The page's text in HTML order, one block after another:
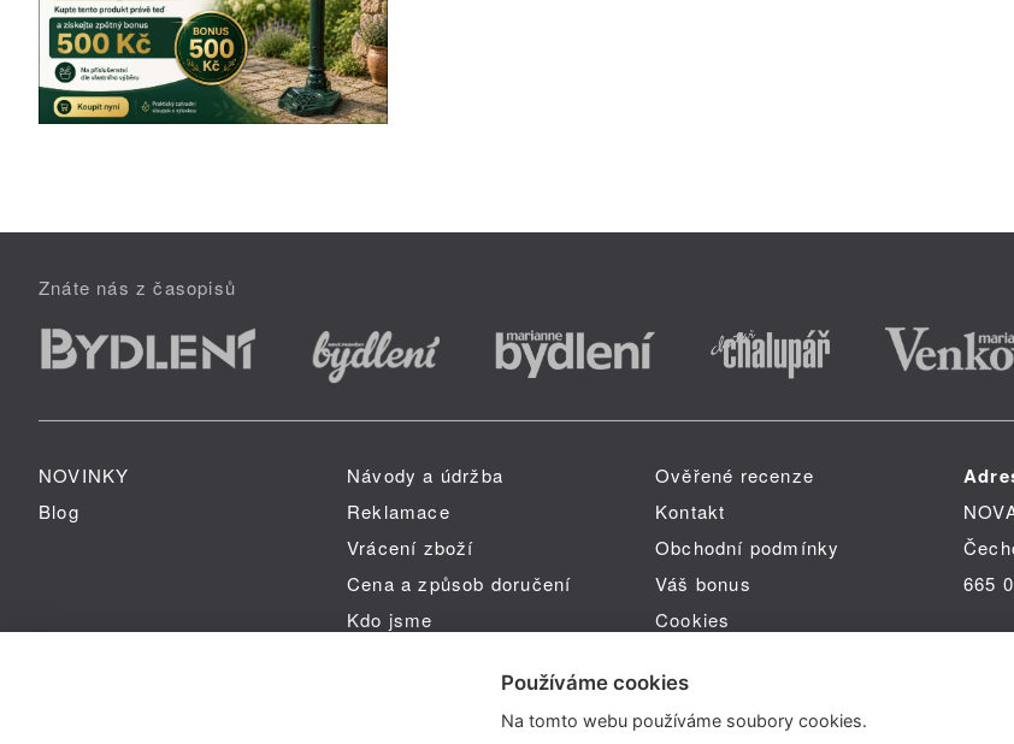
Znáte nás z časopisů
NOVINKY
Blog
Návody a údržba
Reklamace
Vrácení zboží
Cena a způsob doručení
Kdo jsme
Ověřené recenze
Kontakt
Obchodní podmínky
Váš bonus
Cookies
665
Používáme cookies
Na tomto webu používáme soubory cookies.